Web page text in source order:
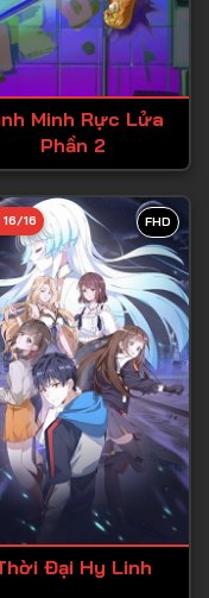
Minh Rực Lửa
Phần 2
FHD
16/16
Đại Hy Linh